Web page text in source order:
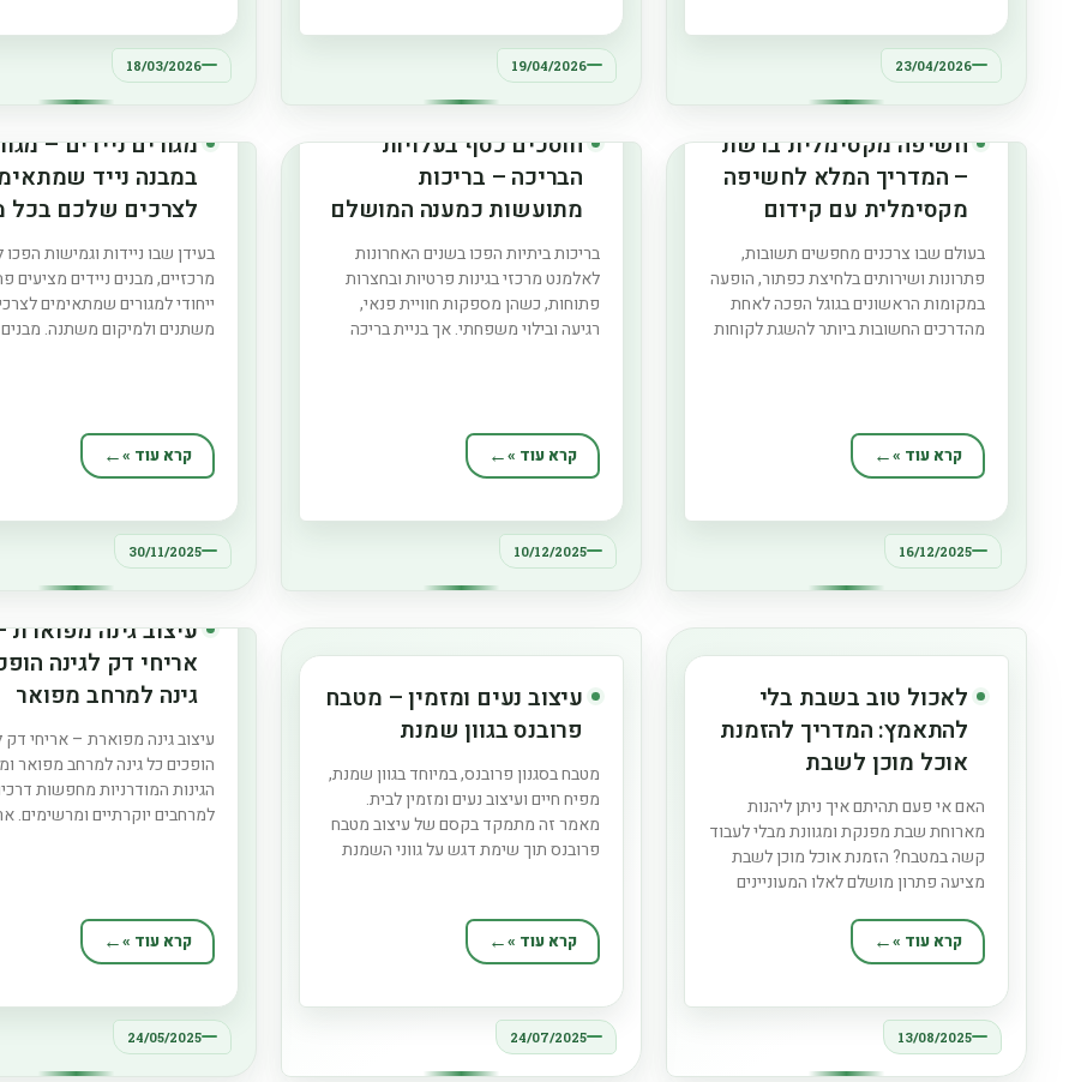
אבל יש גם שכבה עמוקה יותר
23/04/2026
למזון אינן רק כלי עבודה טכני,
19/04/2026
השינה. ההתאמה האישית של
18/03/2026
חשיפה מקסימלית ברשת
– המדריך המלא לחשיפה
מקסימלית עם קידום
אורגני בגוגל
בעולם שבו צרכנים מחפשים תשובות,
פתרונות ושירותים בלחיצת כפתור, הופעה
במקומות הראשונים בגוגל הפכה לאחת
מהדרכים החשובות ביותר להשגת לקוחות
לשפר את דירוג האתר בתוצאות החיפוש,
להגדיל את התנועה האיכותית וליצור אמון
מתמשך
קרא עוד »
16/12/2025
חוסכים כסף בעלויות
הבריכה – בריכות
מתועשות כמענה המושלם
לבית
בריכות ביתיות הפכו בשנים האחרונות
לאלמנט מרכזי בגינות פרטיות ובחצרות
פתוחות, כשהן מספקות חוויית פנאי,
רגיעה ובילוי משפחתי. אך בניית בריכה
שמציע חיסכון משמעותי בזמן, בכסף
ובמאמץ, תוך שמירה על איכות, אסתטיקה
וגמישות עיצובית. במאמר
קרא עוד »
10/12/2025
מגורים ניידים –
במבנה נייד
לצרכים שלכם בכל
בעידן שבו ניידות וגמישות
מרכזיים, מבנים ניידים מציעים
ייחודי למגורים שמתאימים
משתנים ולמיקום משתנה.
במתחם עירוני זמני או אפילו
עבודה. היתרון המרכזי של מבנים
קרא עוד »
30/11/2025
לאכול טוב בשבת בלי
להתאמץ: המדריך להזמנת
אוכל מוכן לשבת
האם אי פעם תהיתם איך ניתן ליהנות
מארוחת שבת מפנקת ומגוונת מבלי לעבוד
קשה במטבח? הזמנת אוכל מוכן לשבת
מציעה פתרון מושלם לאלו המעוניינים
בבלוג זה נסקור את האפשרויות המגוונות
להזמנת אוכל מוכן לשבת, יתרונות
שמתאימות לכם. הזמנת
קרא עוד »
13/08/2025
עיצוב נעים ומזמין – מטבח
פרובנס בגוון שמנת
מטבח בסגנון פרובנס, במיוחד בגוון שמנת,
מפיח חיים ועיצוב נעים ומזמין לבית.
מאמר זה מתמקד בקסם של עיצוב מטבח
פרובנס תוך שימת דגש על גווני השמנת
מיוחד? גוון השמנת הוא אחד הצבעים
המיוחדים והפופולריים ביותר בעיצוב פנים,
קרא עוד »
24/07/2025
עיצוב גינה מפוארת
אריחי דק לגינה
גינה למרחב מפואר
ומרשים
עיצוב גינה מפוארת – אריחי דק
הופכים כל גינה למרחב מפואר
הגינות המודרניות מחפשות
למרחבים יוקרתיים ומרשימים.
שימוש באריחי דק וכיצד הם
ליצירת גינה
קרא עוד »
24/05/2025